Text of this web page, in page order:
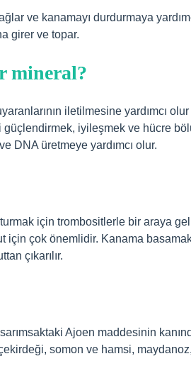
ve kanamayı durdurmaya
girer ve topar.
mineral?
iletilmesine yardımcı
güçlendirmek, iyileşmek ve hücre
DNA üretmeye yardımcı olur.
için trombositlerle bir araya
için çok önemlidir. Kanama
çıkarılır.
Ajoen maddesinin
somon ve hamsi,